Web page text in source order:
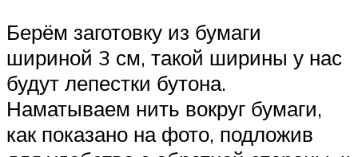
Берём заготовку из бумаги
шириной 3 см, такой ширины у нас
будут лепестки бутона.
Наматываем нить вокруг бумаги,
как показано на фото, подложив